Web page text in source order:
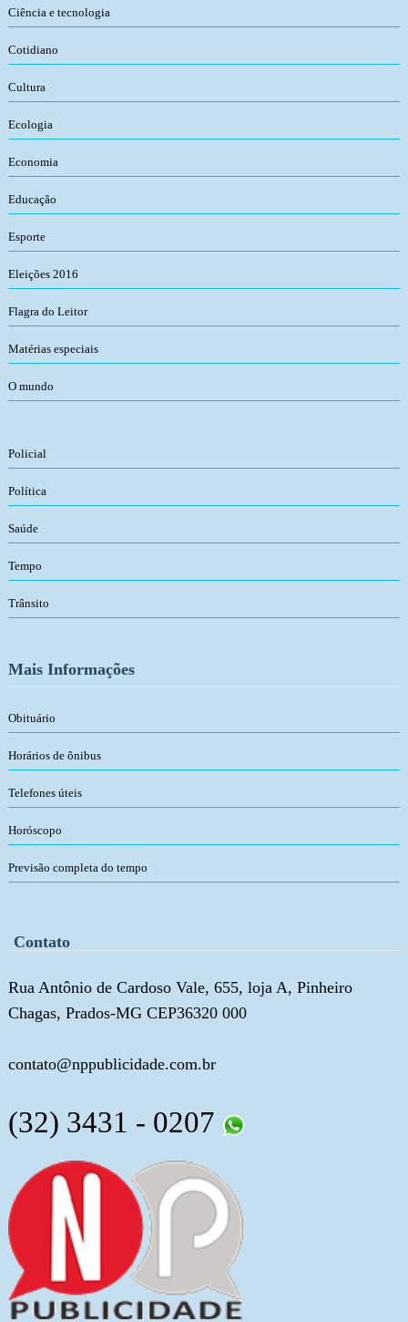
Ciência e tecnologia
Cotidiano
Cultura
Ecologia
Economia
Educação
Esporte
Eleições 2016
Flagra do Leitor
Matérias especiais
O mundo
Policial
Política
Saúde
Tempo
Trânsito
Mais Informações
Obituário
Horários de ônibus
Telefones úteis
Horóscopo
Previsão completa do tempo
Contato
Rua Antônio de Cardoso Vale, 655, loja A, Pinheiro
Chagas, Prados-MG CEP36320 000
contato@nppublicidade.com.br
(32) 3431 - 0207